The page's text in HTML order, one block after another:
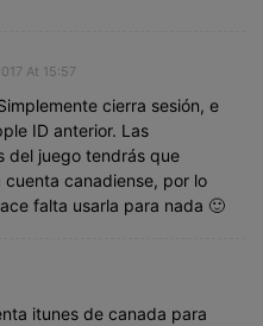
At 15:57
cierra sesión, e
ID anterior. Las
del juego tendrás que
cuenta canadiense, por lo
falta usarla para nada 🙂
itunes de canada para